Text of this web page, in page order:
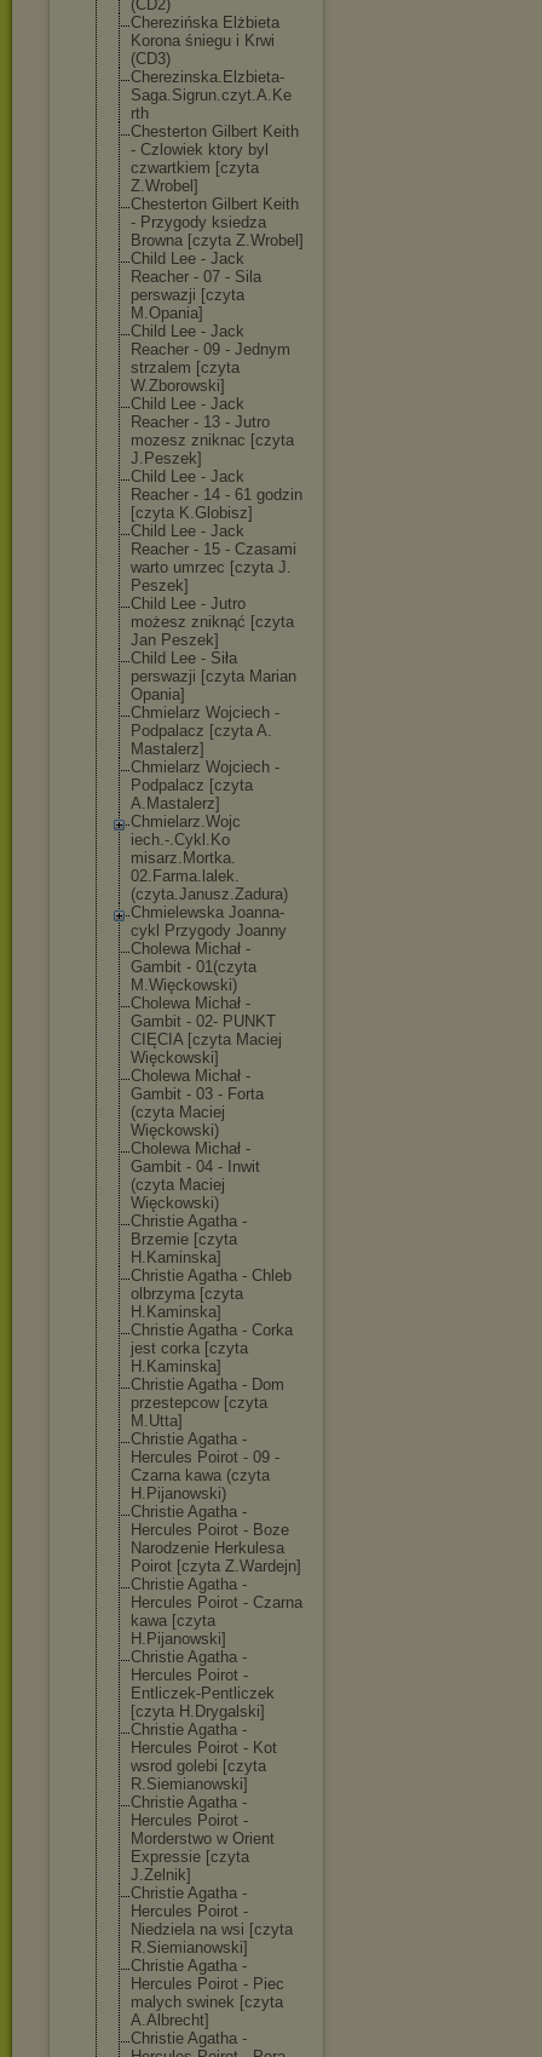
(CD2)
Cherezińska Elżbieta
Korona śniegu i Krwi
(CD3)
Cherezinska.El zbieta-
Saga.Sigrun.czyt.A.Ke
rth
Chesterton Gilbert Keith
- Czlowiek ktory byl
czwartkiem [czyta
Z.Wrobel]
Chesterton Gilbert Keith
- Przygody ksiedza
Browna [czyta Z.Wrobel]
Child Lee - Jack
Reacher - 07 - Sila
perswazji [czyta
M.Opania]
Child Lee - Jack
Reacher - 09 - Jednym
strzalem [czyta
W.Zborowski]
Child Lee - Jack
Reacher - 13 - Jutro
mozesz zniknac [czyta
J.Peszek]
Child Lee - Jack
Reacher - 14 - 61 godzin
[czyta K.Globisz]
Child Lee - Jack
Reacher - 15 - Czasami
warto umrzec [czyta J.
Peszek]
Child Lee - Jutro
możesz zniknąć [czyta
Jan Peszek]
Child Lee - Siła
perswazji [czyta Marian
Opania]
Chmielarz Wojciech -
Podpalacz [czyta A.
Mastalerz]
Chmielarz Wojciech -
Podpalacz [czyta
A.Mastalerz]
Chmielarz.Wojc
iech.-.Cykl.Ko
misarz.Mortka.
02.Farma.lalek.
(czyta.Janusz.Zadura)
Chmielewska Joanna-
cykl Przygody Joanny
Cholewa Michał -
Gambit - 01(czyta
M.Więckowski)
Cholewa Michał -
Gambit - 02- PUNKT
CIĘCIA [czyta Maciej
Więckowski]
Cholewa Michał -
Gambit - 03 - Forta
(czyta Maciej
Więckowski)
Cholewa Michał -
Gambit - 04 - Inwit
(czyta Maciej
Więckowski)
Christie Agatha -
Brzemie [czyta
H.Kaminska]
Christie Agatha - Chleb
olbrzyma [czyta
H.Kaminska]
Christie Agatha - Corka
jest corka [czyta
H.Kaminska]
Christie Agatha - Dom
przestepcow [czyta
M.Utta]
Christie Agatha -
Hercules Poirot - 09 -
Czarna kawa (czyta
H.Pijanowski)
Christie Agatha -
Hercules Poirot - Boze
Narodzenie Herkulesa
Poirot [czyta Z.Wardejn]
Christie Agatha -
Hercules Poirot - Czarna
kawa [czyta
H.Pijanowski]
Christie Agatha -
Hercules Poirot -
Entliczek-Pent liczek
[czyta H.Drygalski]
Christie Agatha -
Hercules Poirot - Kot
wsrod golebi [czyta
R.Siemianowski]
Christie Agatha -
Hercules Poirot -
Morderstwo w Orient
Expressie [czyta
J.Zelnik]
Christie Agatha -
Hercules Poirot -
Niedziela na wsi [czyta
R.Siemianowski]
Christie Agatha -
Hercules Poirot - Piec
malych swinek [czyta
A.Albrecht]
Christie Agatha -